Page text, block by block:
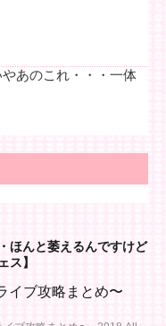
やあのこれ・・・一体
ほんと萎えるんですけど
ス】
イブ攻略まとめ〜